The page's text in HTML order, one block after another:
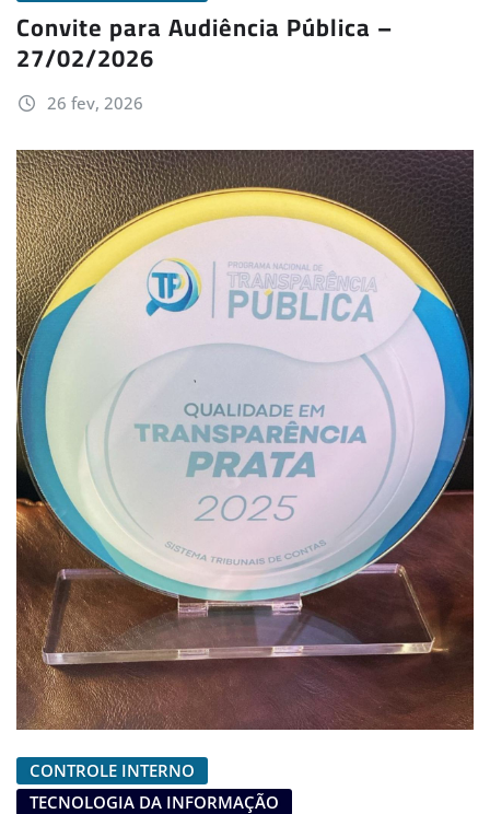
Convite para Audiência Pública –
27/02/2026
26 fev, 2026
CONTROLE INTERNO
TECNOLOGIA DA INFORMAÇÃO